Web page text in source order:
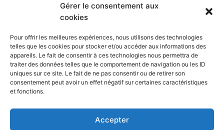
Gérer le consentement aux
cookies
Pour offrir les meilleures expériences, nous utilisons des technologies
telles que les cookies pour stocker et/ou accéder aux informations des
appareils. Le fait de consentir à ces technologies nous permettra de
traiter des données telles que le comportement de navigation ou les ID
uniques sur ce site. Le fait de ne pas consentir ou de retirer son
consentement peut avoir un effet négatif sur certaines caractéristiques
et fonctions.
Accepter
Assurance ZEN
Confidentialité et Données
Conditions Générales de Vente